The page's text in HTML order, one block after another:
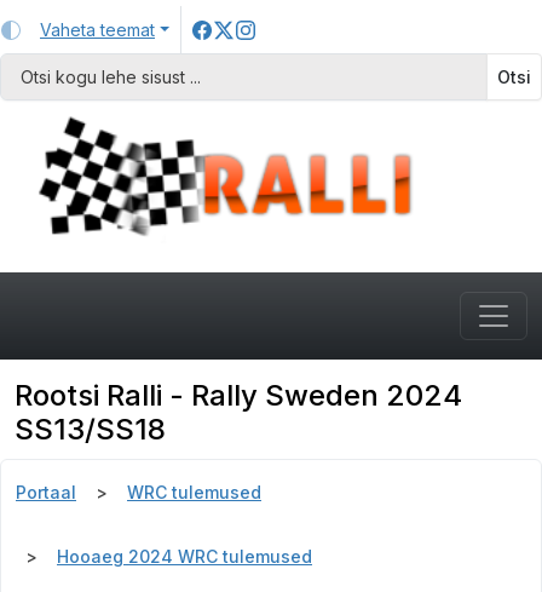
Vaheta teemat
Otsi
Rootsi Ralli - Rally Sweden 2024
SS13/SS18
Portaal WRC tulemused
Hooaeg 2024 WRC tulemused